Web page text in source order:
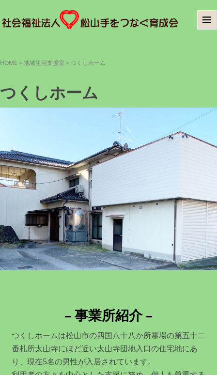
HOME > 地域生活支援室 > つくしホーム
つくしホーム
– 事業所紹介 –
つくしホームは松山市の四国八十八か所霊場の第五十二
番札所太山寺にほど近い太山寺団地入口の住宅地にあ
り、現在5名の男性が入居されています。